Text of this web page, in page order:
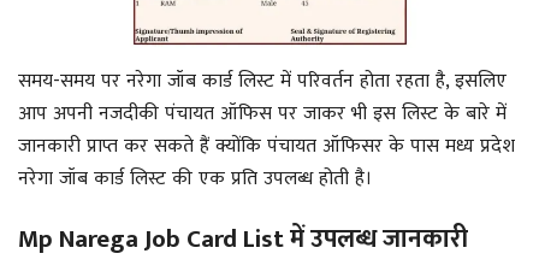
समय-समय पर नरेगा जॉब कार्ड लिस्ट में परिवर्तन होता रहता है, इसलिए
आप अपनी नजदीकी पंचायत ऑफिस पर जाकर भी इस लिस्ट के बारे में
जानकारी प्राप्त कर सकते हैं क्योंकि पंचायत ऑफिसर के पास मध्य प्रदेश
नरेगा जॉब कार्ड लिस्ट की एक प्रति उपलब्ध होती है।
Mp Narega Job Card List में उपलब्ध जानकारी